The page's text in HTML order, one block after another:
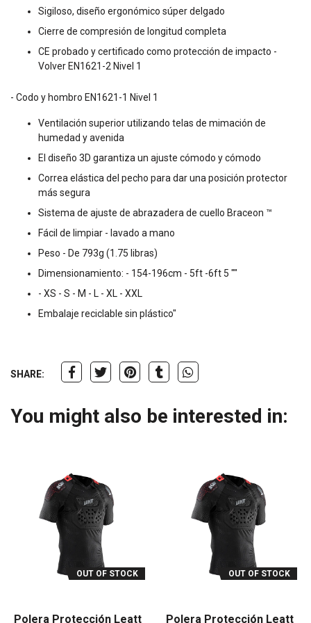
Sigiloso, diseño ergonómico súper delgado
Cierre de compresión de longitud completa
CE probado y certificado como protección de impacto -
Volver EN1621-2 Nivel 1
- Codo y hombro EN1621-1 Nivel 1
Ventilación superior utilizando telas de mimación de
humedad y avenida
El diseño 3D garantiza un ajuste cómodo y cómodo
Correa elástica del pecho para dar una posición protector
más segura
Sistema de ajuste de abrazadera de cuello Braceon ™
Fácil de limpiar - lavado a mano
Peso - De 793g (1.75 libras)
Dimensionamiento: - 154-196cm - 5ft -6ft 5 ""
- XS - S - M - L - XL - XXL
Embalaje reciclable sin plástico"
SHARE:
You might also be interested in:
OUT OF STOCK
Polera Protección Leatt
OUT OF STOCK
Polera Protección Leatt